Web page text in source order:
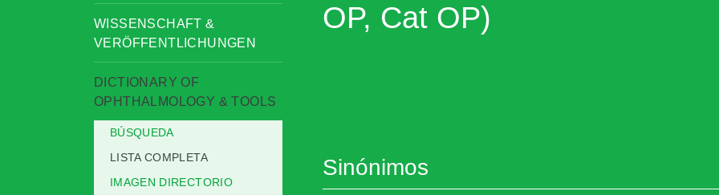
WISSENSCHAFT &
VERÖFFENTLICHUNGEN
DICTIONARY OF
OPHTHALMOLOGY & TOOLS
BÚSQUEDA
LISTA COMPLETA
IMAGEN DIRECTORIO
OP, Cat OP)
Sinónimos